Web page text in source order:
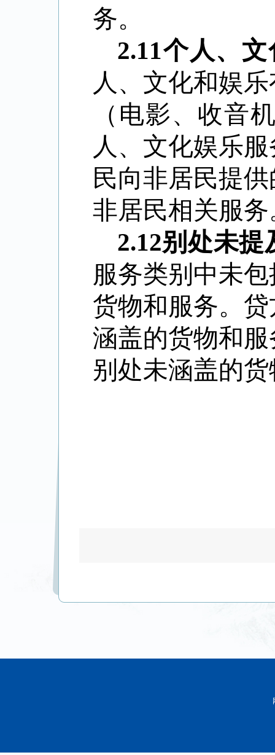
务。
2.11个人、
人、文化和娱
（电影、收音
人、文化娱乐
民向非居民提
非居民相关服务
2.12别处未提
服务类别中未
货物和服务。
涵盖的货物和
别处未涵盖的